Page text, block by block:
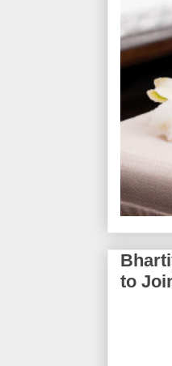
to